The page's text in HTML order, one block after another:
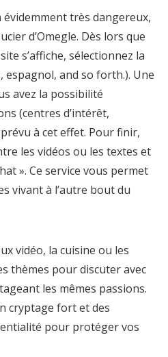
très dangereux,
d’Omegle. Dès lors que
s’affiche, sélectionnez la
espagnol, and so forth.). Une
avez la possibilité
(centres d’intérêt,
à cet effet. Pour finir,
les vidéos ou les textes et
». Ce service vous permet
vivant à l’autre bout du
vidéo, la cuisine ou les
thèmes pour discuter avec
les mêmes passions.
cryptage fort et des
pour protéger vos